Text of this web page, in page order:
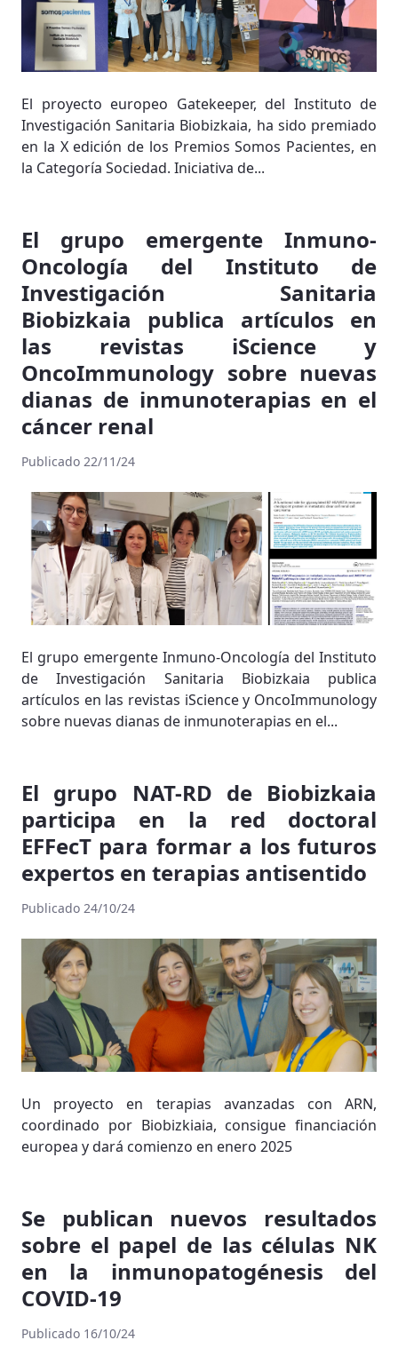
El proyecto europeo Gatekeeper, del Instituto de
Investigación Sanitaria Biobizkaia, ha sido premiado
en la X edición de los Premios Somos Pacientes, en
la Categoría Sociedad. Iniciativa de...
El grupo emergente Inmuno-
Oncología del Instituto de
Investigación Sanitaria
Biobizkaia publica artículos en
las revistas iScience y
OncoImmunology sobre nuevas
dianas de inmunoterapias en el
cáncer renal
Publicado 22/11/24
El grupo emergente Inmuno-Oncología del Instituto
de Investigación Sanitaria Biobizkaia publica
artículos en las revistas iScience y OncoImmunology
sobre nuevas dianas de inmunoterapias en el...
El grupo NAT-RD de Biobizkaia
participa en la red doctoral
EFFecT para formar a los futuros
expertos en terapias antisentido
Publicado 24/10/24
Un proyecto en terapias avanzadas con ARN,
coordinado por Biobizkiaia, consigue financiación
europea y dará comienzo en enero 2025
Se publican nuevos resultados
sobre el papel de las células NK
en la inmunopatogénesis del
COVID-19
Publicado 16/10/24